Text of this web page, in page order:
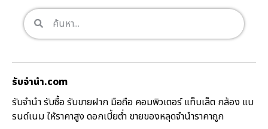
รับจํานํา.com
รับจำนำ รับซื้อ รับขายฝาก มือถือ คอมพิวเตอร์ แท็บเล็ต กล้อง แบ
รนด์เนม ให้ราคาสูง ดอกเบี้ยต่ำ ขายของหลุดจำนำราคาถูก